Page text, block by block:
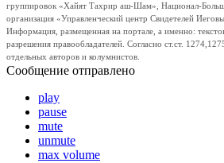
группировок «Хайят Тахрир аш-Шам», Национал-
организация «Управленческий центр Свидетелей
Информация, размещенная на портале, а именно:
разрешения правообладателей. Согласно ст.ст.
отдельных авторов и колумнистов.
Сообщение отправлено
play
pause
mute
unmute
max volume